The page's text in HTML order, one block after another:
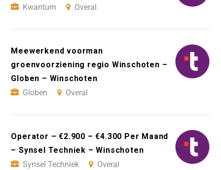
Kwantum
Overal
Meewerkend voorman
groenvoorziening regio Winschoten –
Globen – Winschoten
Globen
Overal
Operator – €2.900 – €4.300 Per Maand
– Synsel Techniek – Winschoten
Synsel Techniek
Overal